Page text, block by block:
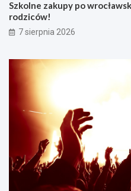
Szkolne zakupy po
rodziców!
7 sierpnia 2026